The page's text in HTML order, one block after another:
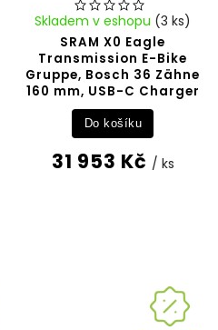
SRAM X0 Eagle
Transmission E-Bike
Gruppe, Bosch 36 Zähne
160 mm, USB-C Charger
Skladem v eshopu (3 ks)
31 953 Kč / ks
Do košíku